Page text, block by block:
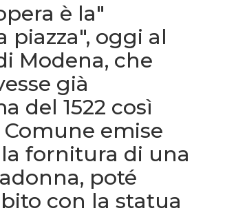
è la"
piazza", oggi al
Modena, che
già
del 1522 così
emise
fornitura di una
poté
con la statua